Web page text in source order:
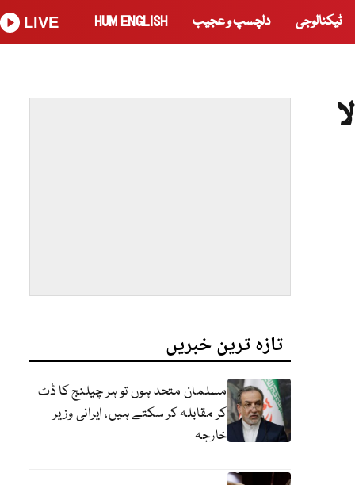
ٹیکنالوجی دلچسپ و عجیب HUM ENGLISH
LIVE
تازہ ترین خبریں
مسلمان متحد ہوں تو ہر چیلنج کا ڈٹ
کر مقابلہ کر سکتے ہیں، ایرانی وزیر
خارجہ